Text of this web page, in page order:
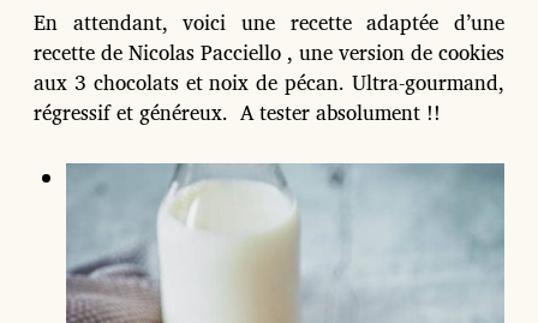
t
i
o
n
En attendant, voici une recette adaptée d’une
recette de Nicolas Pacciello , une version de cookies
aux 3 chocolats et noix de pécan. Ultra-gourmand,
régressif et généreux. A tester absolument !!